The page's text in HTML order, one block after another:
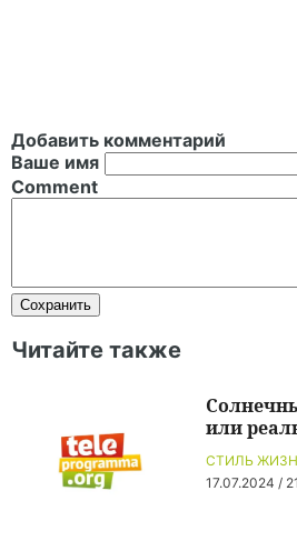
Добавить комментарий
Ваше имя
Comment
Читайте также
СТИЛЬ
17.07.2024 /
или